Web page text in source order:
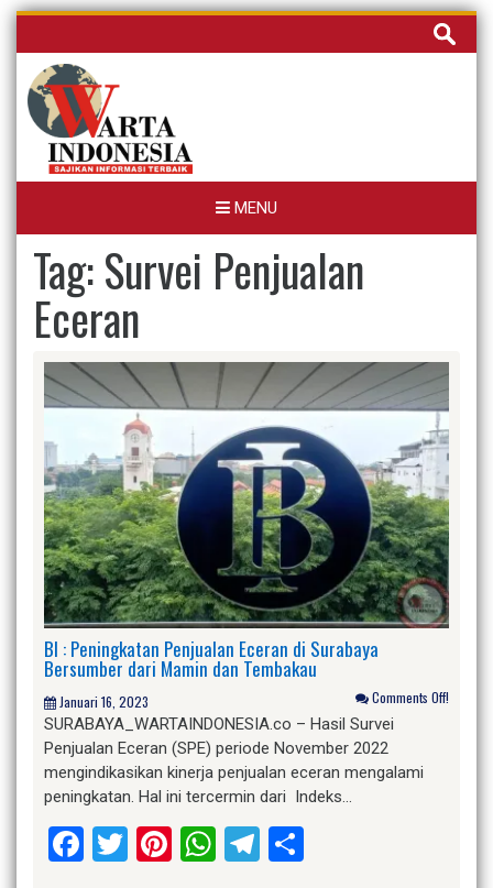
Skip
content
Cari
untuk:
MENU
Tag:Survei Penjualan
Eceran
BI : Peningkatan Penjualan Eceran di Surabaya
Bersumber dari Mamin dan Tembakau
Januari 16, 2023 Comments Off!
SURABAYA_WARTAINDONESIA.co – Hasil Survei
Penjualan Eceran (SPE) periode November 2022
mengindikasikan kinerja penjualan eceran mengalami
peningkatan. Hal ini tercermin dari Indeks…
Facebook
Twitter
Pinterest
WhatsApp
Telegram